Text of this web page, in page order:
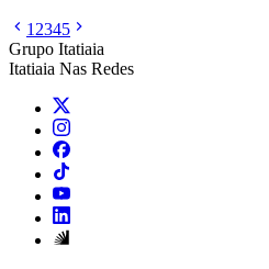
1 2345
Grupo Itatiaia
Itatiaia Nas Redes